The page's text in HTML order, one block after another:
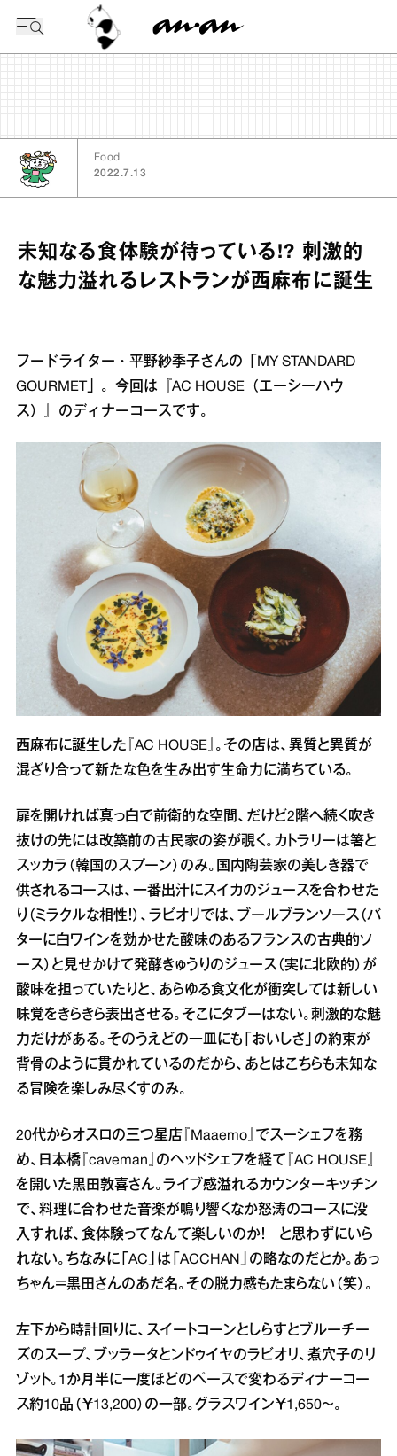
Food
2022.7.13
未知なる食体験が待っている!? 刺激的
な魅力溢れるレストランが西麻布に誕生
フードライター・平野紗季子さんの「MY STANDARD
GOURMET」。今回は『AC HOUSE（エーシーハウ
ス）』のディナーコースです。
西麻布に誕生した『AC HOUSE』。その店は、異質と異質が
混ざり合って新たな色を生み出す生命力に満ちている。
扉を開ければ真っ白で前衛的な空間、だけど2階へ続く吹き
抜けの先には改築前の古民家の姿が覗く。カトラリーは箸と
スッカラ（韓国のスプーン）のみ。国内陶芸家の美しき器で
供されるコースは、一番出汁にスイカのジュースを合わせた
り（ミラクルな相性！）、ラビオリでは、ブールブランソース（バ
ターに白ワインを効かせた酸味のあるフランスの古典的ソ
ース）と見せかけて発酵きゅうりのジュース（実に北欧的）が
酸味を担っていたりと、あらゆる食文化が衝突しては新しい
味覚をきらきら表出させる。そこにタブーはない。刺激的な魅
力だけがある。そのうえどの一皿にも「おいしさ」の約束が
背骨のように貫かれているのだから、あとはこちらも未知な
る冒険を楽しみ尽くすのみ。
20代からオスロの三つ星店『Maaemo』でスーシェフを務
め、日本橋『caveman』のヘッドシェフを経て『AC HOUSE』
を開いた黒田敦喜さん。ライブ感溢れるカウンターキッチン
で、料理に合わせた音楽が鳴り響くなか怒涛のコースに没
入すれば、食体験ってなんて楽しいのか！ と思わずにいら
れない。ちなみに「AC」は「ACCHAN」の略なのだとか。あっ
ちゃん＝黒田さんのあだ名。その脱力感もたまらない（笑）。
左下から時計回りに、スイートコーンとしらすとブルーチー
ズのスープ、ブッラータとンドゥイヤのラビオリ、煮穴子のリ
ゾット。1か月半に一度ほどのペースで変わるディナーコー
ス約10品（￥13,200）の一部。グラスワイン￥1,650～。